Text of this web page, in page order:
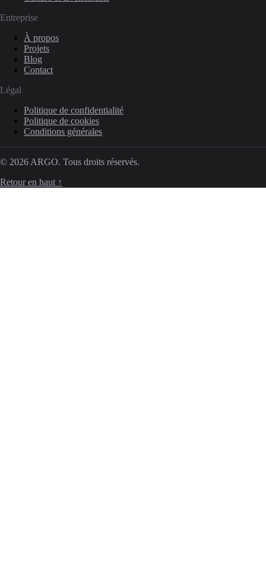
Entreprise
À propos
Projets
Blog
Contact
Légal
Politique de confidentialité
Politique de cookies
Conditions générales
© 2026 ARGO. Tous droits réservés.
Retour en haut ↑